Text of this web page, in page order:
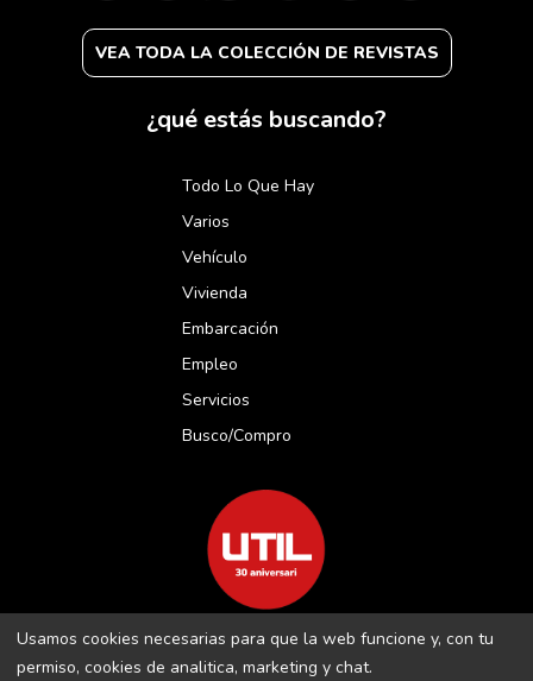
Usamos cookies necesarias para que la web funcione y, con tu
permiso, cookies de analitica, marketing y chat.
VEA TODA LA COLECCIÓN DE REVISTAS
¿qué estás buscando?
Todo Lo Que Hay
Varios
Vehículo
Vivienda
Embarcación
Empleo
Servicios
Busco/compro
REVISTA UTIL MENORCA S.L C/ BORJA MOLL, 18 · 07703 MAÓ-